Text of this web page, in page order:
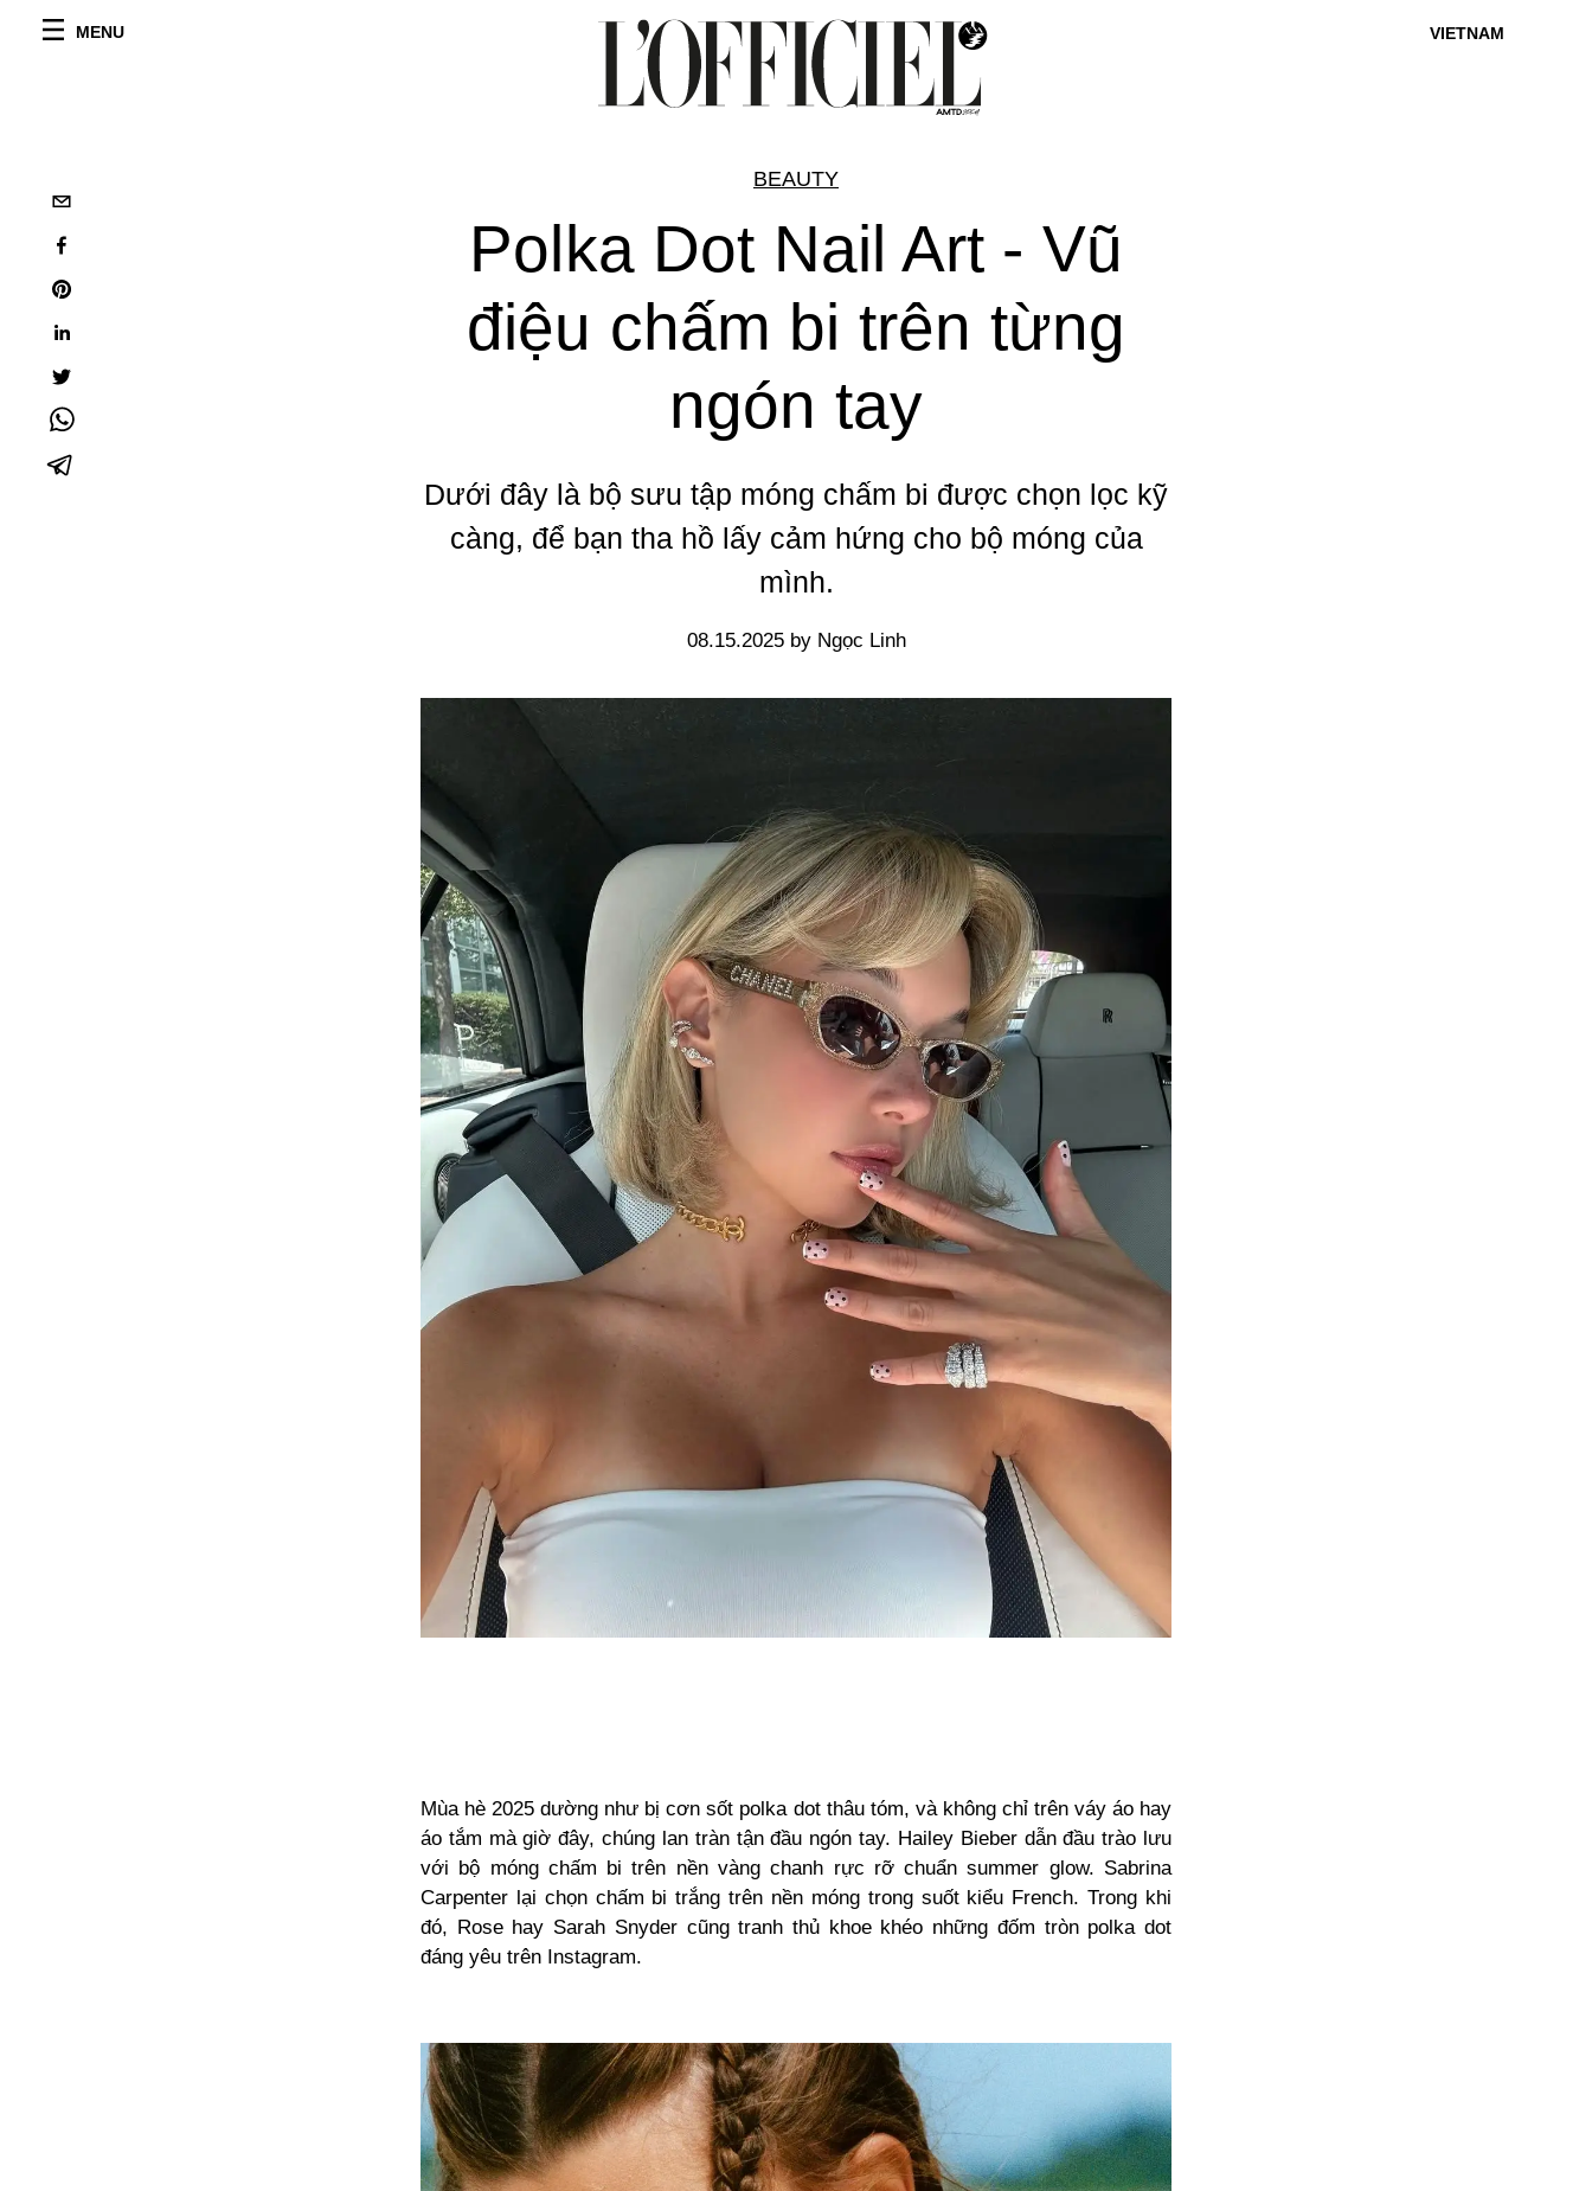
MENU VIETNAM
BEAUTY
Polka Dot Nail Art - Vũ
điệu chấm bi trên từng
ngón tay
Dưới đây là bộ sưu tập móng chấm bi được chọn lọc kỹ
càng, để bạn tha hồ lấy cảm hứng cho bộ móng của
mình.
08.15.2025 by Ngọc Linh
Mùa hè 2025 dường như bị cơn sốt polka dot thâu tóm, và không chỉ trên váy áo hay
áo tắm mà giờ đây, chúng lan tràn tận đầu ngón tay. Hailey Bieber dẫn đầu trào lưu
với bộ móng chấm bi trên nền vàng chanh rực rỡ chuẩn summer glow. Sabrina
Carpenter lại chọn chấm bi trắng trên nền móng trong suốt kiểu French. Trong khi
đó, Rose hay Sarah Snyder cũng tranh thủ khoe khéo những đốm tròn polka dot
đáng yêu trên Instagram.